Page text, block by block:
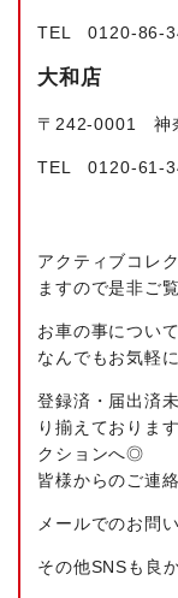
TEL 0120-86-
大和店
〒242-0001 神
TEL 0120-61-
アクティブコレ
ますので是非ご
お車の事につい
なんでもお気軽
登録済・届出済
り揃えておりま
クションへ◎
皆様からのご連
メールでのお問
その他SNSも良